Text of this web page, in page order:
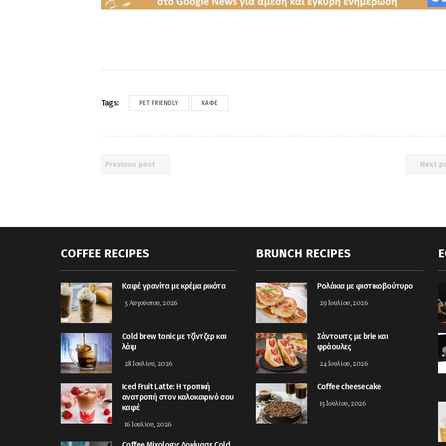
Tags: PET FRIENDLY ΚΑΦΈ
Previous post Next
COFFEE RECIPES
Kαφέ γρανίτα με κρέμα ρικότα
3 Αυγούστου, 2026
Cold brew tonic με τζίντζερ και
λάιμ
28 Ιουλίου, 2026
Iced Fruit Latte: Η τροπική
ανατροπή στον καλοκαιρινό σου
καφέ
16 Ιουλίου, 2026
BRUNCH RECIPES
Ρολάκια με φιστικοβούτυρο
29 Ιουλίου, 2026
Σάντουιτς με brie και
φράουλες
24 Ιουλίου, 2026
Coffee cheesecake
15 Ιουλίου, 2026